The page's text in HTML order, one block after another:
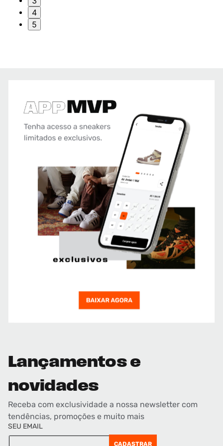
4
5
Lançamentos e
novidades
Receba com exclusividade a nossa newsletter com
tendências, promoções e muito mais
SEU EMAIL
CADASTRAR